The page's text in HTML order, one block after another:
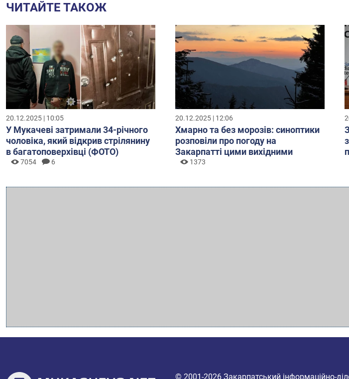
ЧИТАЙТЕ ТАКОЖ
20.12.2025 | 10:05
У Мукачеві затримали 34-річного
чоловіка, який відкрив стрілянину
в багатоповерхівці (ФОТО)
7054 6
20.12.2025 | 12:06
Хмарно та без морозів: синоптики
розповіли про погоду на
Закарпатті цими вихідними
1373
© 2001-2026 Закарпатський інформаційно-